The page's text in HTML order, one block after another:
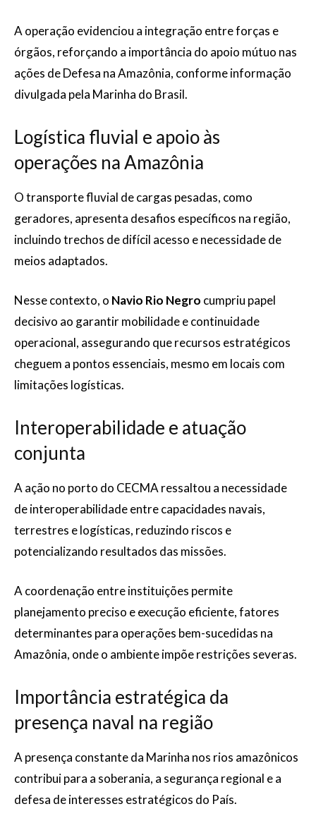
A operação evidenciou a integração entre forças e
órgãos, reforçando a importância do apoio mútuo nas
ações de Defesa na Amazônia, conforme informação
divulgada pela Marinha do Brasil.
Logística fluvial e apoio às
operações na Amazônia
O transporte fluvial de cargas pesadas, como
geradores, apresenta desafios específicos na região,
incluindo trechos de difícil acesso e necessidade de
meios adaptados.
Nesse contexto, o Navio Rio Negro cumpriu papel
decisivo ao garantir mobilidade e continuidade
operacional, assegurando que recursos estratégicos
cheguem a pontos essenciais, mesmo em locais com
limitações logísticas.
Interoperabilidade e atuação
conjunta
A ação no porto do CECMA ressaltou a necessidade
de interoperabilidade entre capacidades navais,
terrestres e logísticas, reduzindo riscos e
potencializando resultados das missões.
A coordenação entre instituições permite
planejamento preciso e execução eficiente, fatores
determinantes para operações bem-sucedidas na
Amazônia, onde o ambiente impõe restrições severas.
Importância estratégica da
presença naval na região
A presença constante da Marinha nos rios amazônicos
contribui para a soberania, a segurança regional e a
defesa de interesses estratégicos do País.